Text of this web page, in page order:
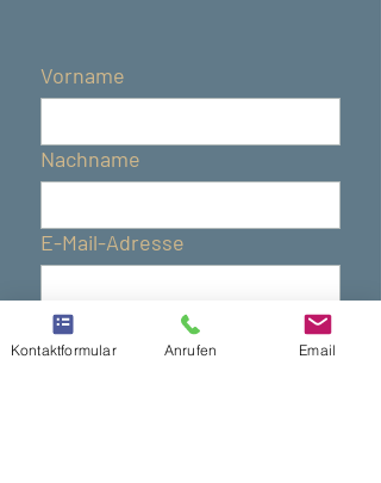
Vorname
Nachname
E-Mail-Adresse
Telefonnummer
Kontaktformular Anrufen Email